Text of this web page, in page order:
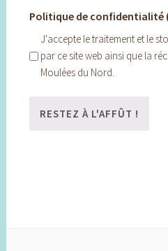
Politique de confidentialité
J'accepte le traitement et le
par ce site web ainsi que la
Moulées du Nord.